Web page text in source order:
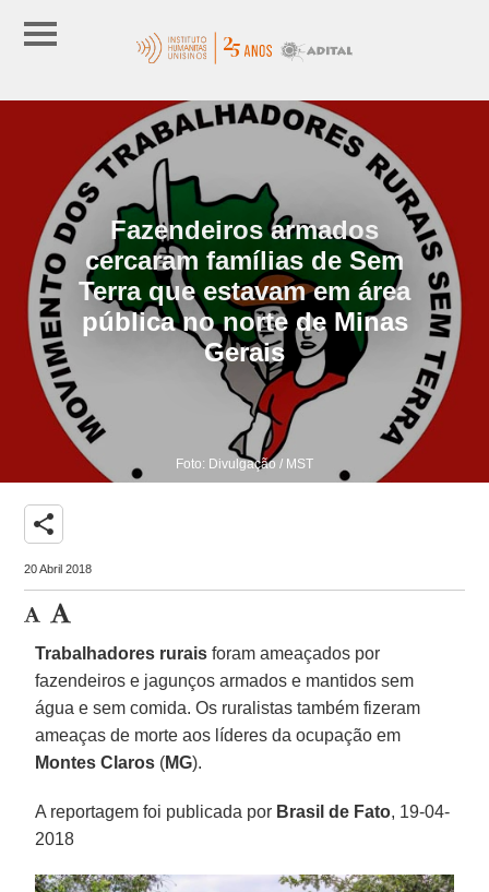
Fazendeiros armados
cercaram famílias de Sem
Terra que estavam em área
pública no norte de Minas
Gerais
Foto: Divulgação / MST
share
20 Abril 2018
Trabalhadores rurais foram ameaçados por
fazendeiros e jagunços armados e mantidos sem
água e sem comida. Os ruralistas também fizeram
ameaças de morte aos líderes da ocupação em
Montes Claros (MG).
A reportagem foi publicada por Brasil de Fato, 19-04-
2018